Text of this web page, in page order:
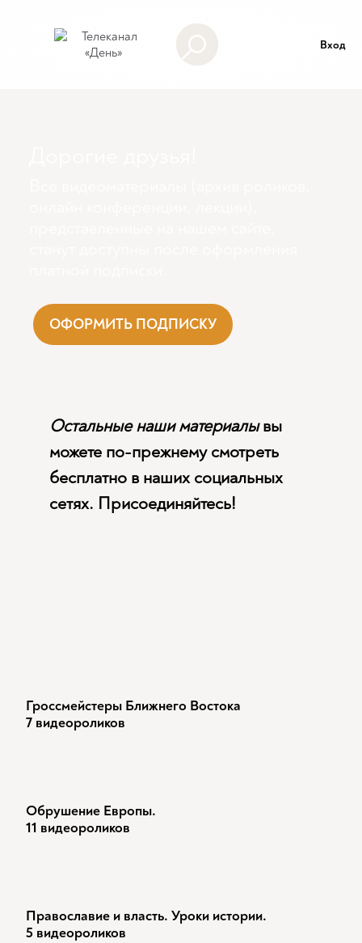
Вход
ОФОРМИТЬ ПОДПИСКУ
Остальные наши материалывы
можете по-прежнему смотреть
бесплатно в наших социальных
сетях. Присоединяйтесь!
Гроссмейстеры Ближнего Востока
7 видеороликов
Обрушение Европы.
11 видеороликов
Православие и власть. Уроки истории.
5 видеороликов